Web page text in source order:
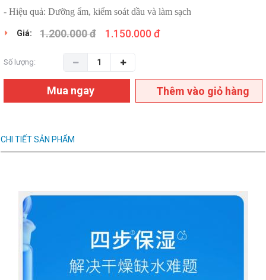
- Hiệu quả: Dưỡng ẩm, kiểm soát dầu và làm sạch
Giá: 1.200.000 đ 1.150.000 đ
Số lượng:
Mua ngay Thêm vào giỏ hàng
CHI TIẾT SẢN PHẨM